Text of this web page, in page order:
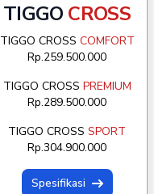
TIGGO CROSS
TIGGO CROSS COMFORT
Rp.259.500.000
TIGGO CROSS PREMIUM
Rp.289.500.000
TIGGO CROSS SPORT
Rp.304.900.000
Spesifikasi